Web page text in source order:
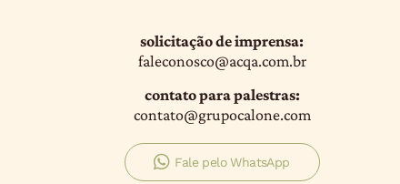
solicitação de imprensa:
faleconosco@acqa.com.br
contato para palestras:
contato@grupocalone.com
Fale pelo WhatsApp